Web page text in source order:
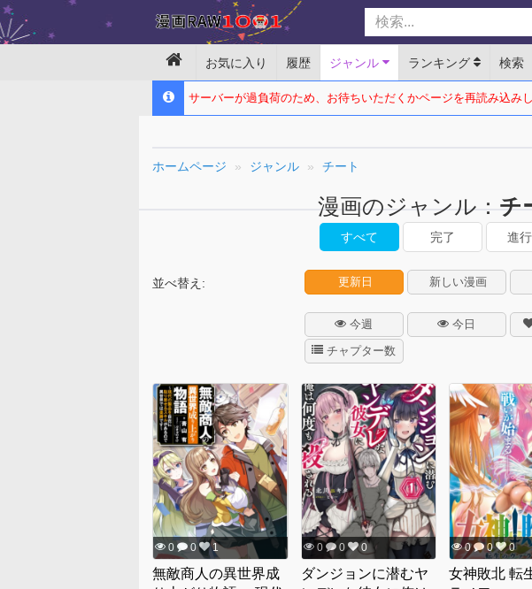
お気に入り 履歴 ジャンル ランキング 検索
サーバーが過負荷のため、お待ちいただくかページを再読み込み
ホームページ ジャンル チート
漫画のジャンル： チ
すべて 完了 進
並べ替え: 更新日 新しい漫画
今週 今日
チャプター数
0 0 1
無敵商人の異世界成
0 0 0
ダンジョンに潜むヤ
0 0 0
女神敗北 転